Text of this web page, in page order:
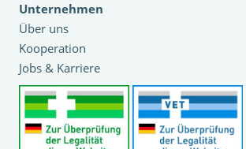
Unternehmen
Über uns
Kooperation
Jobs & Karriere